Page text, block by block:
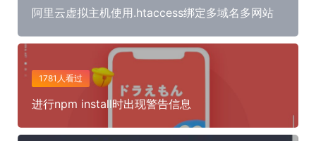
阿里云虚拟主机使用.htaccess绑定多域名多网站
1781人看过
进行npm install时出现警告信息